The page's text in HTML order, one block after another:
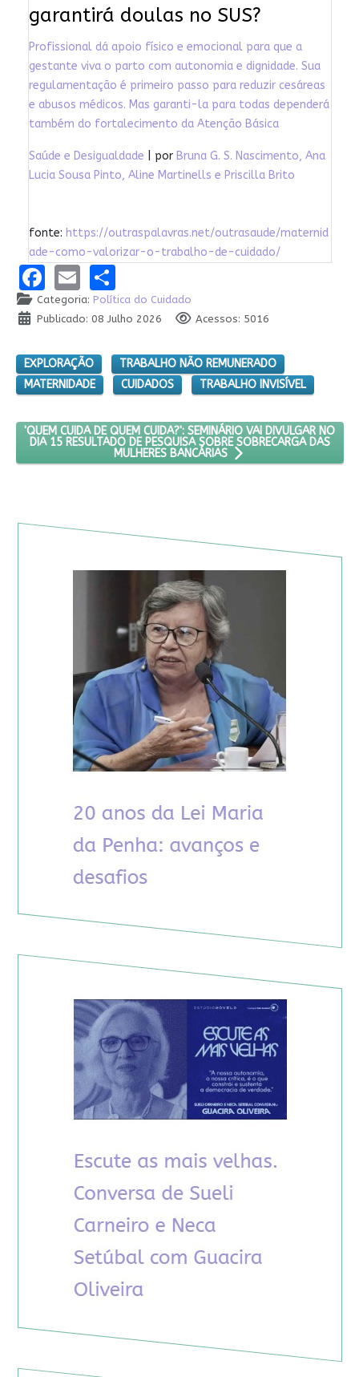
garantirá doulas no SUS?
Profissional dá apoio físico e emocional para que a
gestante viva o parto com autonomia e dignidade. Sua
regulamentação é primeiro passo para reduzir cesáreas
e abusos médicos. Mas garanti-la para todas dependerá
também do fortalecimento da Atenção Básica
Saúde e Desigualdade | por Bruna G. S. Nascimento, Ana
Lucia Sousa Pinto, Aline Martinells e Priscilla Brito
fonte: https://outraspalavras.net/outrasaude/maternid
ade-como-valorizar-o-trabalho-de-cuidado/
Facebook
EmailShare
Categoria: Política do Cuidado
Publicado: 08 Julho 2026
Acessos: 5016
EXPLORAÇÃO
TRABALHO NÃO REMUNERADO
MATERNIDADE
CUIDADOS TRABALHO INVISÍVEL
PRÓXIMO ARTIGO: 'QUEM CUIDA DE QUEM CUIDA?': SEMINÁRIO
'QUEM CUIDA DE QUEM CUIDA?': SEMINÁRIO VAI DIVULGAR NO
DIA 15 RESULTADO DE PESQUISA SOBRE SOBRECARGA DAS
MULHERES BANCÁRIAS